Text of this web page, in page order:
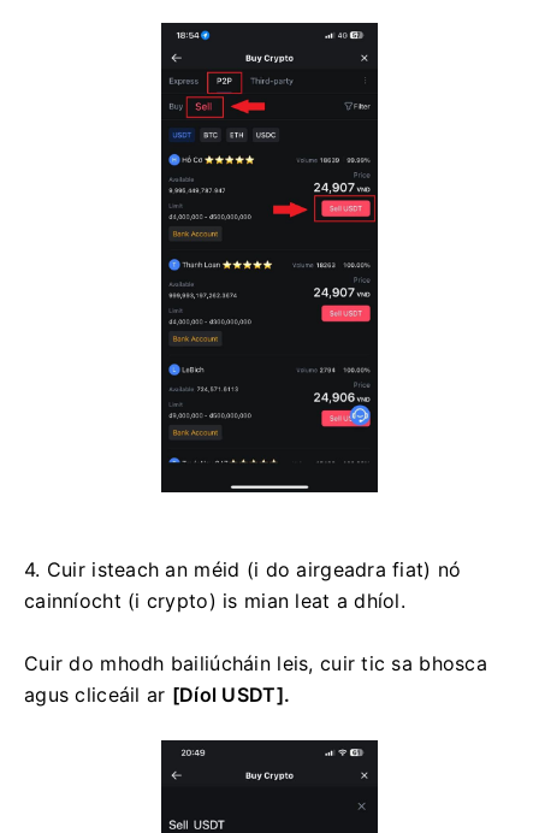
4. Cuir isteach an méid (i do airgeadra fiat) nó
cainníocht (i crypto) is mian leat a dhíol.
Cuir do mhodh bailiúcháin leis, cuir tic sa bhosca
agus cliceáil ar [Díol USDT].